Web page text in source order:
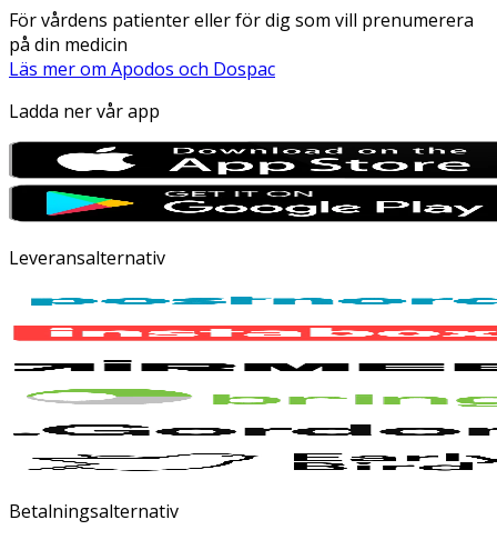
För vårdens patienter eller för dig som vill prenumerera
på din medicin
Läs mer om Apodos och Dospac
Ladda ner vår app
Leveransalternativ
Betalningsalternativ